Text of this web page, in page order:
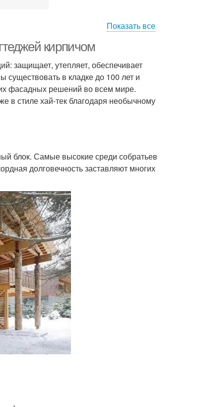
Показать все
кирпичом
защищает, утепляет, обеспечивает
существовать в кладке до 100 лет и
фасадных решений во всем мире.
в стиле хай-тек благодаря необычному
блок. Самые высокие среди собратьев
долговечность заставляют многих